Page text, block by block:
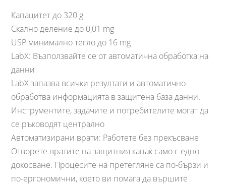
Капацитет до 320 g
Скално деление до 0,01 mg
USP минимално тегло до 16 mg
LabX: Възползвайте се от автоматична обработка на
данни
LabX запазва всички резултати и автоматично
обработва информацията в защитена база данни.
Инструментите, задачите и потребителите могат да
се ръководят централно
Автоматизирани врати: Работете без прекъсване
Отворете вратите на защитния капак само с едно
докосване. Процесите на претегляне са по-бързи и
по-ергономични, което ви помага да вършите